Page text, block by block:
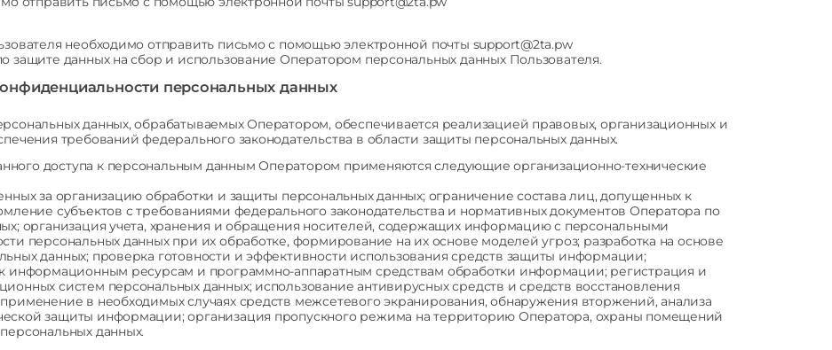
необходимо отправить письмо с помощью электронной почты support@2ta.pw
данных на сбор и использование Оператором персональных данных Пользователя.
персональных данных
данных, обрабатываемых Оператором, обеспечивается реализацией правовых, организационных и
требований федерального законодательства в области защиты персональных данных.
доступа к персональным данным Оператором применяются следующие организационно-технические
за организацию обработки и защиты персональных данных; ограничение состава лиц, допущенных к
субъектов с требованиями федерального законодательства и нормативных документов Оператора по
организация учета, хранения и обращения носителей, содержащих информацию с персональными
персональных данных при их обработке, формирование на их основе моделей угроз; разработка на основе
данных; проверка готовности и эффективности использования средств защиты информации;
к информационным ресурсам и программно-аппаратным средствам обработки информации; регистрация и
систем персональных данных; использование антивирусных средств и средств восстановления
в необходимых случаях средств межсетевого экранирования, обнаружения вторжений, анализа
защиты информации; организация пропускного режима на территорию Оператора, охраны помещений
данных.